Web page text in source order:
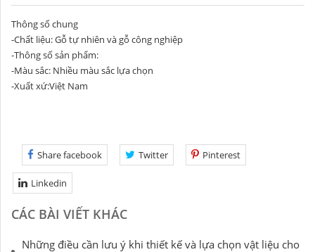
Thông số chung
-Chất liệu: Gỗ tự nhiên và gỗ công nghiệp
-Thông số sản phẩm:
-Màu sắc: Nhiều màu sắc lựa chọn
-Xuất xứ:Việt Nam
Share facebook Twitter Pinterest
Linkedin
CÁC BÀI VIẾT KHÁC
Những điều cần lưu ý khi thiết kế và lựa chọn vật liệu cho